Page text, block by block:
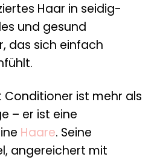
Haar in seidig-
und gesund
das sich einfach
Conditioner ist mehr als
– er ist eine
Haare. Seine
angereichert mit